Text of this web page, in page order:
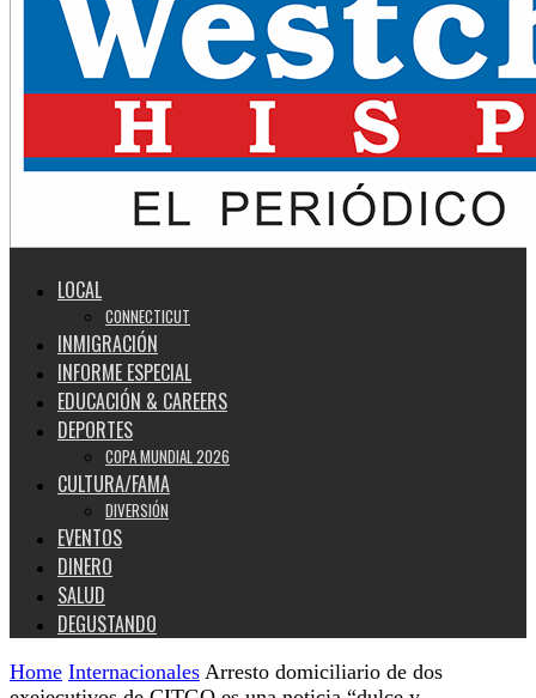
LOCAL
CONNECTICUT
INMIGRACIÓN
INFORME ESPECIAL
EDUCACIÓN & CAREERS
DEPORTES
COPA MUNDIAL 2026
CULTURA/FAMA
DIVERSIÓN
EVENTOS
DINERO
SALUD
DEGUSTANDO
Home Internacionales Arresto domiciliario de dos